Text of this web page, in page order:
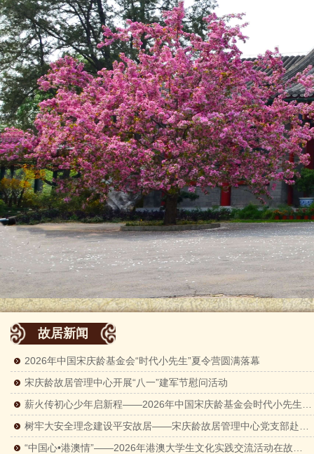
故居新闻
2026年中国宋庆龄基金会“时代小先生”夏令营圆满落幕
宋庆龄故居管理中心开展“八一”建军节慰问活动